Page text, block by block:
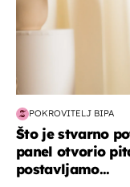
POKROVITELJ BIPA
Što je stvarno
panel otvorio
postavljamo...